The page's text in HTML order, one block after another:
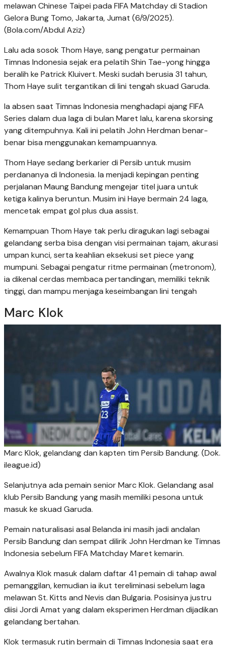
melawan Chinese Taipei pada FIFA Matchday di Stadion
Gelora Bung Tomo, Jakarta, Jumat (6/9/2025).
(Bola.com/Abdul Aziz)
Lalu ada sosok Thom Haye, sang pengatur permainan
Timnas Indonesia sejak era pelatih Shin Tae-yong hingga
beralih ke Patrick Kluivert. Meski sudah berusia 31 tahun,
Thom Haye sulit tergantikan di lini tengah skuad Garuda.
Ia absen saat Timnas Indonesia menghadapi ajang FIFA
Series dalam dua laga di bulan Maret lalu, karena skorsing
yang ditempuhnya. Kali ini pelatih John Herdman benar-
benar bisa menggunakan kemampuannya.
Thom Haye sedang berkarier di Persib untuk musim
perdananya di Indonesia. Ia menjadi kepingan penting
perjalanan Maung Bandung mengejar titel juara untuk
ketiga kalinya beruntun. Musim ini Haye bermain 24 laga,
mencetak empat gol plus dua assist.
Kemampuan Thom Haye tak perlu diragukan lagi sebagai
gelandang serba bisa dengan visi permainan tajam, akurasi
umpan kunci, serta keahlian eksekusi set piece yang
mumpuni. Sebagai pengatur ritme permainan (metronom),
ia dikenal cerdas membaca pertandingan, memiliki teknik
tinggi, dan mampu menjaga keseimbangan lini tengah
Marc Klok
Marc Klok, gelandang dan kapten tim Persib Bandung. (Dok.
ileague.id)
Selanjutnya ada pemain senior Marc Klok. Gelandang asal
klub Persib Bandung yang masih memiliki pesona untuk
masuk ke skuad Garuda.
Pemain naturalisasi asal Belanda ini masih jadi andalan
Persib Bandung dan sempat dilirik John Herdman ke Timnas
Indonesia sebelum FIFA Matchday Maret kemarin.
Awalnya Klok masuk dalam daftar 41 pemain di tahap awal
pemanggilan, kemudian ia ikut tereliminasi sebelum laga
melawan St. Kitts and Nevis dan Bulgaria. Posisinya justru
diisi Jordi Amat yang dalam eksperimen Herdman dijadikan
gelandang bertahan.
Klok termasuk rutin bermain di Timnas Indonesia saat era